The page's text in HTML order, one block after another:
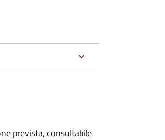
prevista, consultabile